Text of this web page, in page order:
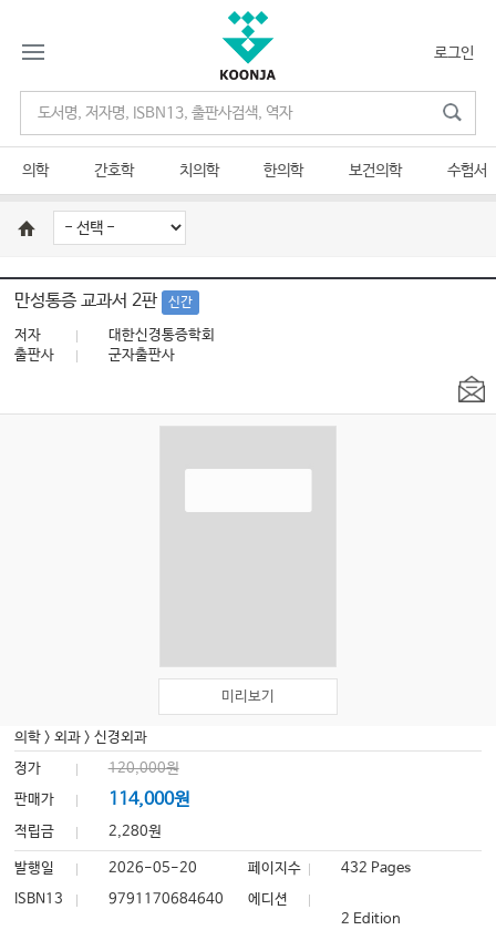
로그인
의학 간호학 치의학 한의학 보건의학 수험서
만성통증 교과서 2판 신간
저자
대한신경통증학회
출판사
군자출판사
미리보기
의학 >외과 >신경외과
정가
120,000원
판매가
114,000원
적립금 2,280원
발행일 2026-05-20 페이지수
432 Pages
ISBN13
9791170684640
에디션
2 Edition